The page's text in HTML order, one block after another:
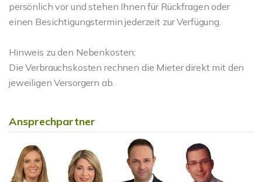
persönlich vor und stehen Ihnen für Rückfragen oder
einen Besichtigungstermin jederzeit zur Verfügung.
Hinweis zu den Nebenkosten:
Die Verbrauchskosten rechnen die Mieter direkt mit den
jeweiligen Versorgern ab.
Ansprechpartner